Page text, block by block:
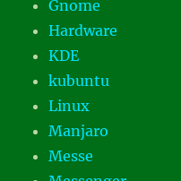
Gnome
Hardware
KDE
kubuntu
Linux
Manjaro
Messe